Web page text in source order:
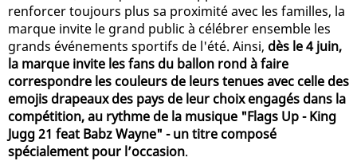
renforcer toujours plus sa proximité avec les familles, la
marque invite le grand public à célébrer ensemble les
grands événements sportifs de l'été. Ainsi, dès le 4 juin,
la marque invite les fans du ballon rond à faire
correspondre les couleurs de leurs tenues avec celle des
emojis drapeaux des pays de leur choix engagés dans la
compétition, au rythme de la musique "Flags Up - King
Jugg 21 feat Babz Wayne" - un titre composé
spécialement pour l’occasion.